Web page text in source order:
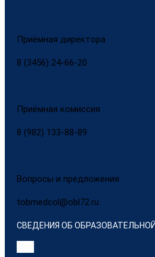
Приёмная директора
8 (3456) 24-66-20
Приёмная комиссия
8 (982) 133-88-89
Вопросы и предложения
tobmedcol@obl72.ru
СВЕДЕНИЯ ОБ